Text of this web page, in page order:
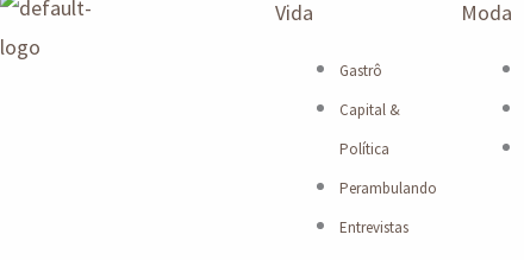
Vida
Gastrô
Capital &
Política
Perambulando
Entrevistas
Moda